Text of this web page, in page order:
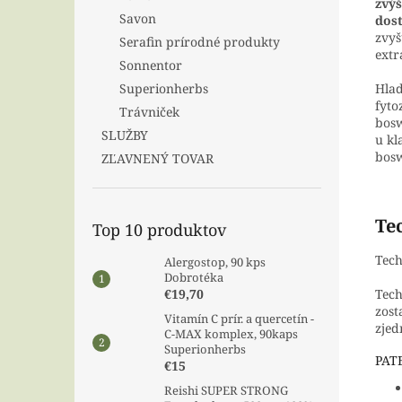
Savon
Serafin prírodné produkty
Sonnentor
Superionherbs
Trávniček
SLUŽBY
ZĽAVNENÝ TOVAR
Top 10 produktov
Alergostop, 90 kps
Dobrotéka
€19,70
Vitamín C prír. a quercetín -
C-MAX komplex, 90kaps
Superionherbs
€15
Reishi SUPER STRONG
u